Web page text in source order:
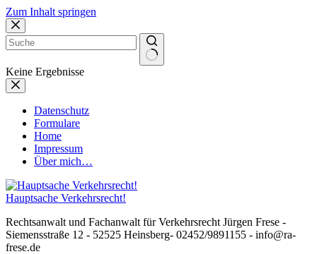
Zum Inhalt springen
Keine Ergebnisse
Datenschutz
Formulare
Home
Impressum
Über mich…
Hauptsache Verkehrsrecht!
Rechtsanwalt und Fachanwalt für Verkehrsrecht Jürgen Frese -
Siemensstraße 12 - 52525 Heinsberg- 02452/9891155 - info@ra-
frese.de